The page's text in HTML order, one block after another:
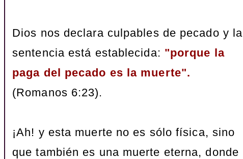
Dios nos declara culpables de pecado y la
sentencia está establecida: "porque la
paga del pecado es la muerte".
(Romanos 6:23).
¡Ah! y esta muerte no es sólo física, sino
que también es una muerte eterna, donde